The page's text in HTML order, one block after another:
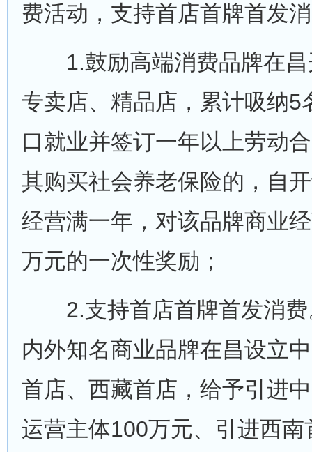
费活动，支持首店首牌首发
1.鼓励高端消费品牌在昌
专卖店、精品店，累计吸纳5
口就业并签订一年以上劳动
其购买社会养老保险的，自
经营满一年，对该品牌商业
万元的一次性奖励；
2.支持首店首牌首发消费
内外知名商业品牌在昌设立
首店、西藏首店，给予引进
运营主体100万元、引进西